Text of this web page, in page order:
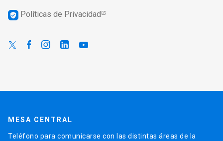
verified_user Políticas de Privacidad
MESA CENTRAL
Teléfono para comunicarse con las distintas áreas de la